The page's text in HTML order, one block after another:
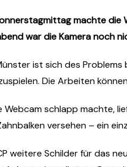
machte die
war die Kamera noch
ist sich des
Die Arbeiten
Webcam schlapp machte,
versehen – ein
weitere Schilder für das